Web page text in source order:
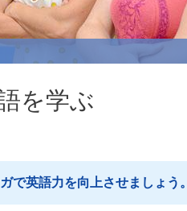
を学ぶ
で英語力を向上させましょう。